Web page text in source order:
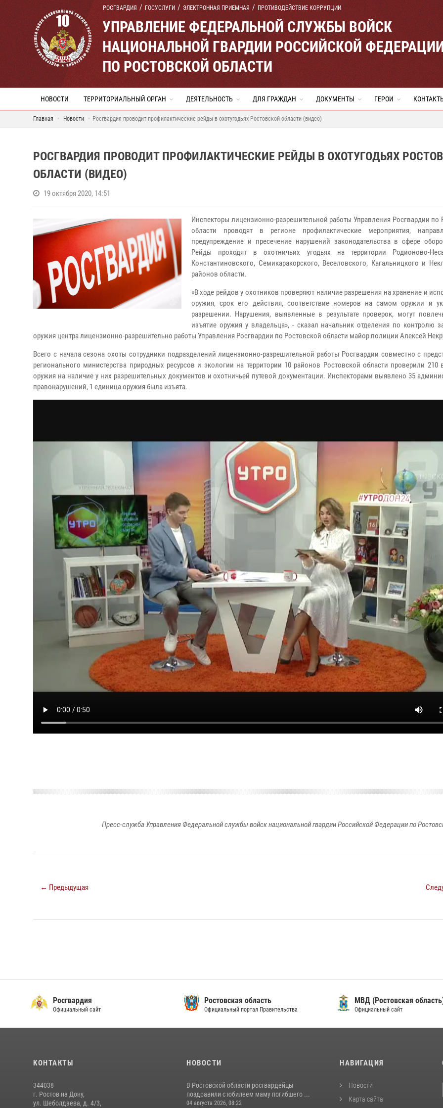
РОСГВАРДИЯ ГОСУСЛУГИ ЭЛЕКТРОННАЯ ПРИЕМНАЯ ПРОТИВОДЕЙСТВИЕ КОРРУПЦИИ
УПРАВЛЕНИЕ ФЕДЕРАЛЬНОЙ СЛУЖБЫ ВОЙСК
НАЦИОНАЛЬНОЙ ГВАРДИИ РОССИЙСКОЙ
ПО РОСТОВСКОЙ ОБЛАСТИ
НОВОСТИ ТЕРРИТОРИАЛЬНЫЙ ОРГАН ДЕЯТЕЛЬНОСТЬ ДЛЯ ГРАЖДАН ДОКУМЕНТЫ ГЕРОИ
Главная Новости Росгвардия проводит профилактические рейды в охотугодьях Ростовской области (видео)
РОСГВАРДИЯ ПРОВОДИТ ПРОФИЛАКТИЧЕСКИЕ РЕЙДЫ В ОХОТУГОДЬЯХ
ОБЛАСТИ (ВИДЕО)
19 октября 2020, 14:51
Инспекторы лицензионно-разрешительной работы Управления Росгвардии по
области проводят в регионе профилактические мероприятия,
предупреждение и пресечение нарушений законодательства в сфере
Рейды проходят в охотничьих угодьях на территории Родионово-
Константиновского, Семикаракорского, Веселовского, Кагальницкого и
районов области.
«В ходе рейдов у охотников проверяют наличие разрешения на хранение и
оружия, срок его действия, соответствие номеров на самом оружии и
разрешении. Нарушения, выявленные в результате проверок, могут
изъятие оружия у владельца», - сказал начальник отделения по контролю
оружия центра лицензионно-разрешительно работы Управления Росгвардии по Ростовской области майор полиции Алексей
Всего с начала сезона охоты сотрудники подразделений лицензионно-разрешительной работы Росгвардии совместно с
регионального министерства природных ресурсов и экологии на территории 10 районов Ростовской области проверили 210
оружия на наличие у них разрешительных документов и охотничьей путевой документации. Инспекторами выявлено 35
правонарушений, 1 единица оружия была изъята.
Пресс-служба Управления Федеральной службы войск национальной гвардии Российской Федерации по
← Предыдущая
Росгвардия
Официальный сайт
Ростовская область
Официальный портал Правительства
МВД (Ростовская
Официальный сайт
КОНТАКТЫ
344038
г. Ростов на Дону,
ул. Шеболдаева, д. 4/3,
НОВОСТИ
В Ростовской области росгвардейцы
поздравили с юбилеем маму погибшего ...
04 августа 2026, 08:22
НАВИГАЦИЯ
Новости
Карта сайта